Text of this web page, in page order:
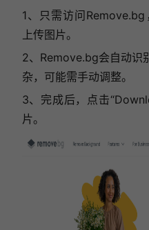
1、只需访问
上传图片。
2、Remove.bg会自动识
杂，可能需手动调整。
3、完成后，点击
片。